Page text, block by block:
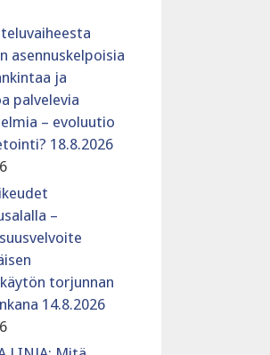
asennuskelpoisia
ja
palvelevia
– evoluutio
18.8.2026
–
torjunnan
14.8.2026